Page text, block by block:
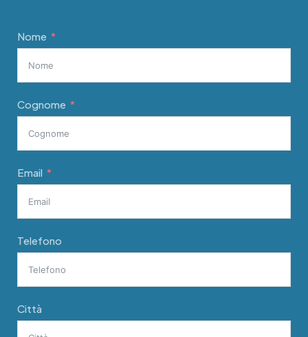
Nome
Cognome
Email
Telefono
Città